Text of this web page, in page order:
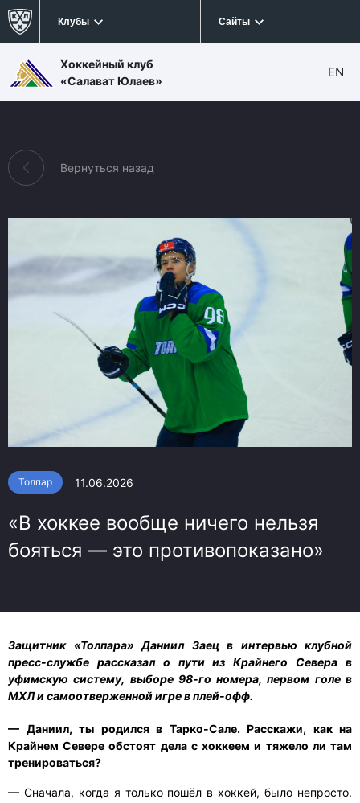
Клубы Сайты
Хоккейный клуб
«Салават Юлаев»
EN
Вернуться назад
Толпар 11.06.2026
«В хоккее вообще ничего нельзя
бояться — это противопоказано»
Защитник «Толпара» Даниил Заец в интервью клубной
пресс-службе рассказал о пути из Крайнего Севера в
уфимскую систему, выборе 98-го номера, первом голе в
МХЛ и самоотверженной игре в плей-офф.
— Даниил, ты родился в Тарко-Сале. Расскажи, как на
Крайнем Севере обстоят дела с хоккеем и тяжело ли там
тренироваться?
— Сначала, когда я только пошёл в хоккей, было непросто.